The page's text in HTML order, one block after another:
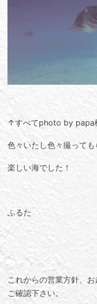
↑すべてphoto by papa
色々いたし色々撮っても
楽しい海でした！
ふるた
これからの営業方針、
ご確認下さい。